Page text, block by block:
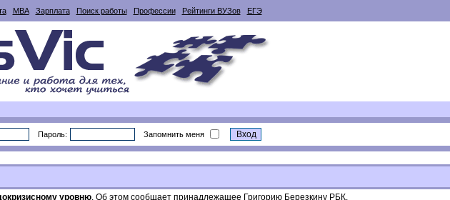
MBA Зарплата Поиск работы Профессии Рейтинги ВУЗов ЕГЭ
Пароль: Запомнить меня
уровню. Об этом сообщает принадлежащее Григорию Березкину РБК.